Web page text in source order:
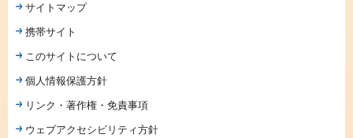
サイトマップ
携帯サイト
このサイトについて
個人情報保護方針
リンク・著作権・免責事項
ウェブアクセシビリティ方針